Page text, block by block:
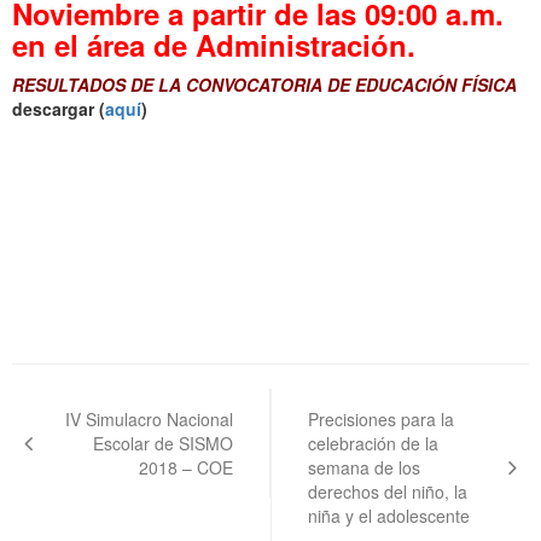
Noviembre a partir de las 09:00 a.m.
en el área de Administración.
RESULTADOS DE LA CONVOCATORIA DE EDUCACIÓN FÍSICA
descargar (aquí)
entradas
IV Simulacro Nacional
Escolar de SISMO
2018 – COE
Precisiones para la
celebración de la
semana de los
derechos del niño, la
niña y el adolescente